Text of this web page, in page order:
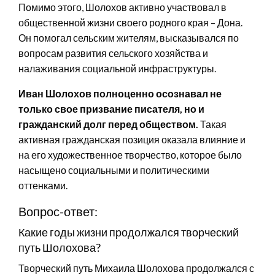
Помимо этого, Шолохов активно участвовал в
общественной жизни своего родного края – Дона.
Он помогал сельским жителям, высказывался по
вопросам развития сельского хозяйства и
налаживания социальной инфраструктуры.
Иван Шолохов полноценно осознавал не
только свое призвание писателя, но и
гражданский долг перед обществом. Такая
активная гражданская позиция оказала влияние и
на его художественное творчество, которое было
насыщено социальными и политическими
оттенками.
Вопрос-ответ:
Какие годы жизни продолжался творческий
путь Шолохова?
Творческий путь Михаила Шолохова продолжался с